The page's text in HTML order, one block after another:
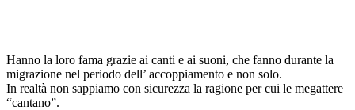
Hanno la loro fama grazie ai canti e ai suoni, che fanno durante la
migrazione nel periodo dell’ accoppiamento e non solo.
In realtà non sappiamo con sicurezza la ragione per cui le megattere
“cantano”.